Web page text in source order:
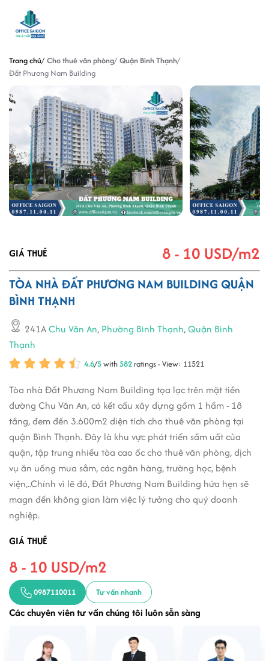
Trang chủ Cho thuê văn phòng Quận Bình Thạnh
Đất Phương Nam Building
GIÁ THUÊ 8 - 10 USD/m2
TÒA NHÀ ĐẤT PHƯƠNG NAM BUILDING QUẬN
BÌNH THẠNH
241AChu Văn An, Phường Bình Thạnh,Quận Bình
Thạnh
4.6/5with582 ratings - View: 11521
Tòa nhà Đất Phương Nam Building tọa lạc trên mặt tiền
đường Chu Văn An, có kết cấu xây dựng gồm 1 hầm - 18
tầng, đem đến 3.600m2 diện tích cho thuê văn phòng tại
quận Bình Thạnh. Đây là khu vực phát triển sầm uất của
quận, tập trung nhiều tòa cao ốc cho thuê văn phòng, dịch
vụ ăn uống mua sắm, các ngân hàng, trường học, bệnh
viện,..Chính vì lẽ đó, Đất Phương Nam Building hứa hẹn sẽ
magn đến không gian làm việc lý tưởng cho quý doanh
nghiệp.
GIÁ THUÊ
8 - 10 USD/m2
0987110011 Tư vấn nhanh
Các chuyên viên tư vấn chúng tôi luôn sẵn sàng